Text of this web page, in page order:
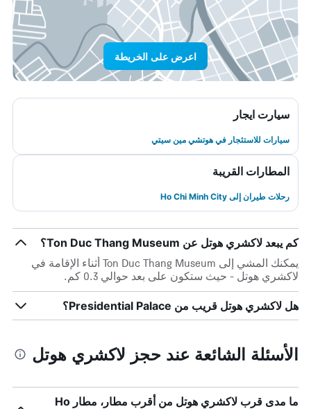
اعرض على الخريطة
سيارت ايجار
سيارات للاستئجار في هوتشي مين سيتي
المطارات القريبة
رحلات طيران إلى Ho Chi Minh City
كم يبعد لاكشري هوتل عن Ton Duc Thang Museum؟
يمكنك المشي إلى Ton Duc Thang Museum أثناء الإقامة في
لاكشري هوتل - حيث ستكون على بعد حوالي 0.3 كم.
هل لاكشري هوتل قريب من Presidential Palace؟
الأسئلة الشائعة عند حجز لاكشري هوتل
ما مدى قرب لاكشري هوتل من أقرب مطار، مطار Ho